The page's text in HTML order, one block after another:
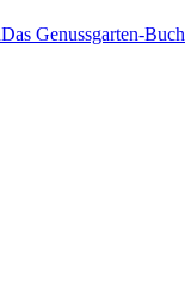
Das Genussgarten-Buch